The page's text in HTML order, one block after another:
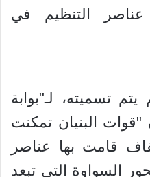
التنظيم في
تسميته، لـ"بوابة
البنيان تمكنت
قامت بها عناصر
السواوة التي تبعد